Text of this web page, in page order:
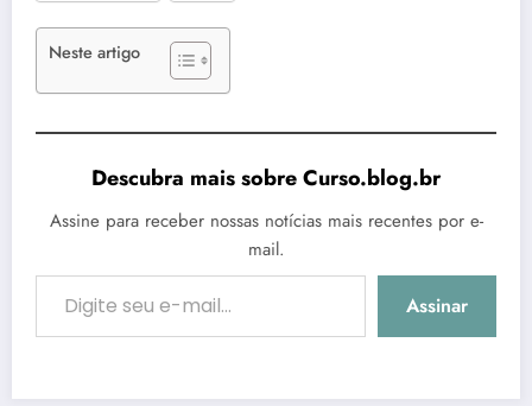
Neste artigo
Descubra mais sobre Curso.blog.br
Assine para receber nossas notícias mais recentes por e-
mail.
Digite seu e-mail…
Assinar